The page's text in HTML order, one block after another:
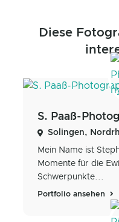
Diese
S. Paaß-
Solingen,
Mein Name ist
Momente für die
Schwerpunkte...
Portfolio ansehen